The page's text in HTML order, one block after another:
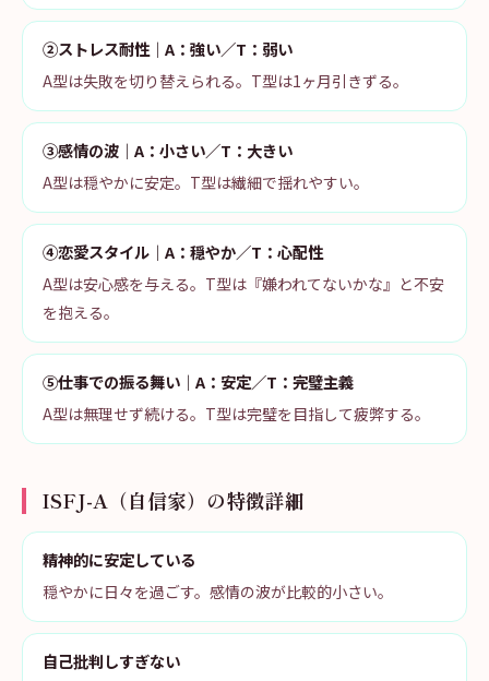
②ストレス耐性｜A：強い／T：弱い
A型は失敗を切り替えられる。T型は1ヶ月引きずる。
③感情の波｜A：小さい／T：大きい
A型は穏やかに安定。T型は繊細で揺れやすい。
④恋愛スタイル｜A：穏やか／T：心配性
A型は安心感を与える。T型は『嫌われてないかな』と不安
を抱える。
⑤仕事での振る舞い｜A：安定／T：完璧主義
A型は無理せず続ける。T型は完璧を目指して疲弊する。
ISFJ-A（自信家）の特徴詳細
精神的に安定している
穏やかに日々を過ごす。感情の波が比較的小さい。
自己批判しすぎない